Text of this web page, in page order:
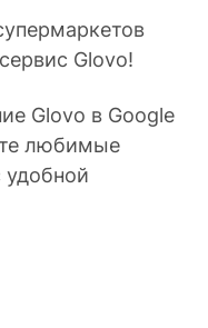
Glovo!
Glovo в Google
любимые
удобной